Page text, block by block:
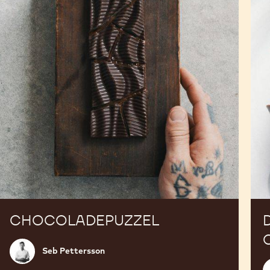
CHOCOLADEPUZZEL
Seb
Pettersson
Seb Pettersson